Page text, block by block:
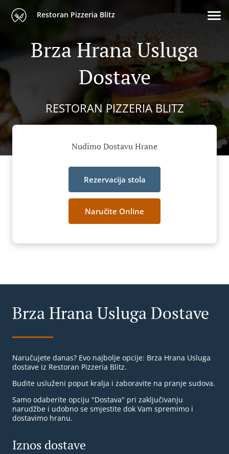
Restoran Pizzeria Blitz
Brza Hrana Usluga
Dostave
RESTORAN PIZZERIA BLITZ
Nudimo Dostavu Hrane
Rezervacija stola
Naručite Online
Brza Hrana Usluga Dostave
Naručujete danas? Evo najbolje opcije: Brza Hrana Usluga
dostave iz Restoran Pizzeria Blitz.
Budite usluženi poput kralja i zaboravite na pranje sudova.
Samo odaberite opciju "Dostava" pri zaključivanju
narudžbe i udobno se smjestite dok Vam spremimo i
dostavimo hranu.
Iznos dostave